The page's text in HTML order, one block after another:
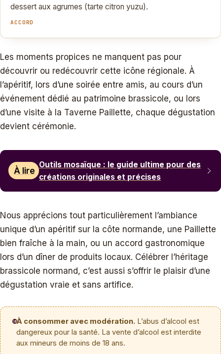
dessert aux agrumes (tarte citron yuzu).
ACCORD
Les moments propices ne manquent pas pour
découvrir ou redécouvrir cette icône régionale. À
l’apéritif, lors d’une soirée entre amis, au cours d’un
événement dédié au patrimoine brassicole, ou lors
d’une visite à la Taverne Paillette, chaque dégustation
devient cérémonie.
À lire
Outils mosaïque : le guide ultime pour des
créations originales et précises
Nous apprécions tout particulièrement l’ambiance
unique d’un apéritif sur la côte normande, une Paillette
bien fraîche à la main, ou un accord gastronomique
lors d’un dîner de produits locaux. Célébrer l’héritage
brassicole normand, c’est aussi s’offrir le plaisir d’une
dégustation vraie et sans artifice.
À consommer avec modération. L’abus d’alcool est
dangereux pour la santé. La vente d’alcool est interdite
aux mineurs de moins de 18 ans.